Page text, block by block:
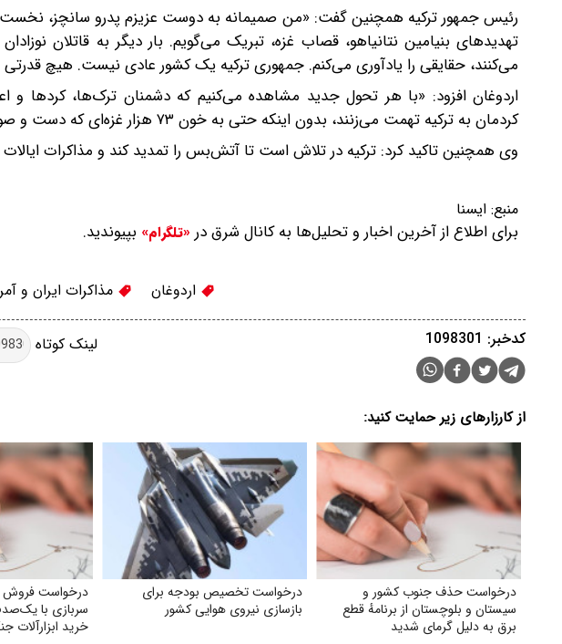
رئیس جمهور ترکیه همچنین گفت: «من صمیمانه به دوست عزیزم پدرو سانچز، نخست
تهدیدهای بنیامین نتانیاهو، قصاب غزه، تبریک می‌گویم. بار دیگر به قاتلان
می‌کنند، حقایقی را یادآوری می‌کنم. جمهوری ترکیه یک کشور عادی نیست. هیچ قدرتی
اردوغان افزود: «با هر تحول جدید مشاهده می‌کنیم که دشمنان ترک‌ها، کردها و
کردمان به ترکیه تهمت می‌زنند، بدون اینکه حتی به خون ۷۳ هزار غزه‌ای که دست و صورتشان را لکه‌دار کرده است، نگاهی بیندازند.»
وی همچنین تاکید کرد: ترکیه در تلاش است تا آتش‌بس را تمدید کند و مذاکرات ایالات
منبع: ایسنا
برای اطلاع از آخرین اخبار و تحلیل‌ها به کانال شرق در «تلگرام» بپیوندید.
اردوغان مذاکرات ایران و
لینک کوتاه کدخبر: 1098301
از کارزارهای زیر حمایت کنید:
درخواست حذف جنوب کشور و
سیستان و بلوچستان از برنامهٔ قطع
برق به دلیل گرمای شدید
درخواست تخصیص بودجه برای
بازسازی نیروی هوایی کشور
درخواست
سربازی با
خرید ابزارآلات